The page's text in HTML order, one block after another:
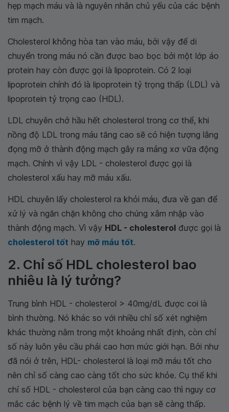
hẹp mạch máu và là nguyên nhân chủ yếu của các bệnh
tim mạch.
Cholesterol không hòa tan vào máu, bởi vậy để di
chuyển trong máu nó cần được bao bọc bởi một lớp áo
protein hay còn được gọi là lipoprotein. Có 2 loại
lipoprotein chính đó là lipoprotein tỷ trọng thấp (LDL) và
lipoprotein tỷ trọng cao (HDL).
LDL chuyên chở hầu hết cholesterol trong cơ thể, khi
nồng độ LDL trong máu tăng cao sẽ có hiện tượng lắng
đọng mỡ ở thành động mạch gây ra mảng xơ vữa động
mạch. Chính vì vậy LDL - cholesterol được gọi là
cholesterol xấu hay mỡ máu xấu.
HDL chuyên lấy cholesterol ra khỏi máu, đưa về gan để
xử lý và ngăn chặn không cho chúng xâm nhập vào
thành động mạch. Vì vậy HDL - cholesterol được gọi là
cholesterol tốt hay mỡ máu tốt.
2. Chỉ số HDL cholesterol bao
nhiêu là lý tưởng?
Trung bình HDL - cholesterol > 40mg/dL được coi là
bình thường. Nó khác so với nhiều chỉ số xét nghiệm
khác thường nằm trong một khoảng nhất định, còn chỉ
số này luôn yêu cầu phải cao hơn mức giới hạn. Bởi như
đã nói ở trên, HDL- cholesterol là loại mỡ máu tốt cho
nên chỉ số càng cao càng tốt cho sức khỏe. Cụ thể khi
chỉ số HDL - cholesterol của bạn càng cao thì nguy cơ
mắc các bệnh lý về tim mạch của bạn sẽ càng thấp.